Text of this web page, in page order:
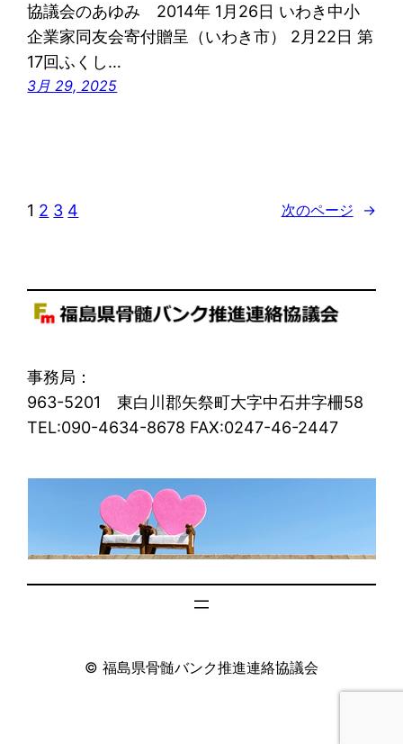
協議会のあゆみ 2014年 1月26日 いわき中小
企業家同友会寄付贈呈（いわき市） 2月22日 第
17回ふくし…
3月 29, 2025
1 2 3 4 次のページ →
事務局：
963-5201 東白川郡矢祭町大字中石井字柵58
TEL:090-4634-8678 FAX:0247-46-2447
© 福島県骨髄バンク推進連絡協議会